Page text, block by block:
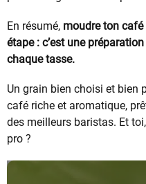
En résumé, moudre ton café
étape : c’est une
chaque tasse.
Un grain bien choisi et bien
café riche et aromatique,
des meilleurs baristas. Et
pro ?